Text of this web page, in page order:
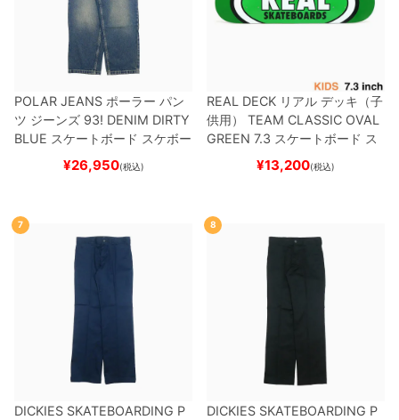
POLAR JEANS ポーラー パン
ツ ジーンズ 93! DENIM DIRTY
BLUE スケートボード スケボー
¥26,950(税込)
REAL DECK リアル デッキ（子
供用）
TEAM CLASSIC OVAL
GREEN 7.3 スケートボード ス
¥13,200(税込)
7
DICKIES SKATEBOARDING P
8
DICKIES SKATEBOARDING P